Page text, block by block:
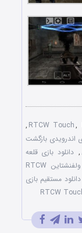
RTCW Touch,
,
اندرویدی بازگشت
, دانلود بازی قلعه
دانلود بازی ولفنشتاین RTCW
دانلود مستقیم بازی